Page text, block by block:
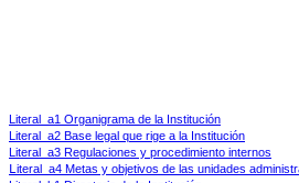
Literal_a1 Organigrama de la Institución
Literal_a2 Base legal que rige a la Institución
Literal_a3 Regulaciones y procedimiento internos
Literal_a4 Metas y objetivos de las unidades